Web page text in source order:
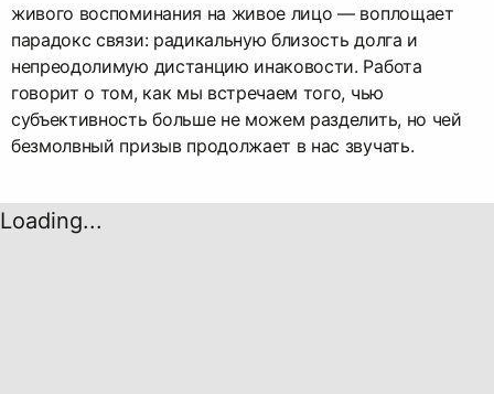
живого воспоминания на живое лицо — воплощает
парадокс связи: радикальную близость долга и
непреодолимую дистанцию инаковости. Работа
говорит о том, как мы встречаем того, чью
субъективность больше не можем разделить, но чей
безмолвный призыв продолжает в нас звучать.
Loading...